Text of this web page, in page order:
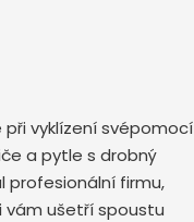
vyklízení svépomocí
a pytle s drobný
profesionální firmu,
vám ušetří spoustu